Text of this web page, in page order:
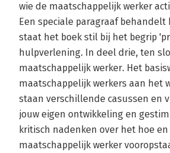
wie de maatschappelijk werker
Een speciale paragraaf
staat het boek stil bij het begrip
hulpverlening. In deel drie, ten
maatschappelijk werker. Het
maatschappelijk werkers aan het
staan verschillende casussen en
jouw eigen ontwikkeling en
kritisch nadenken over het hoe
maatschappelijk werker